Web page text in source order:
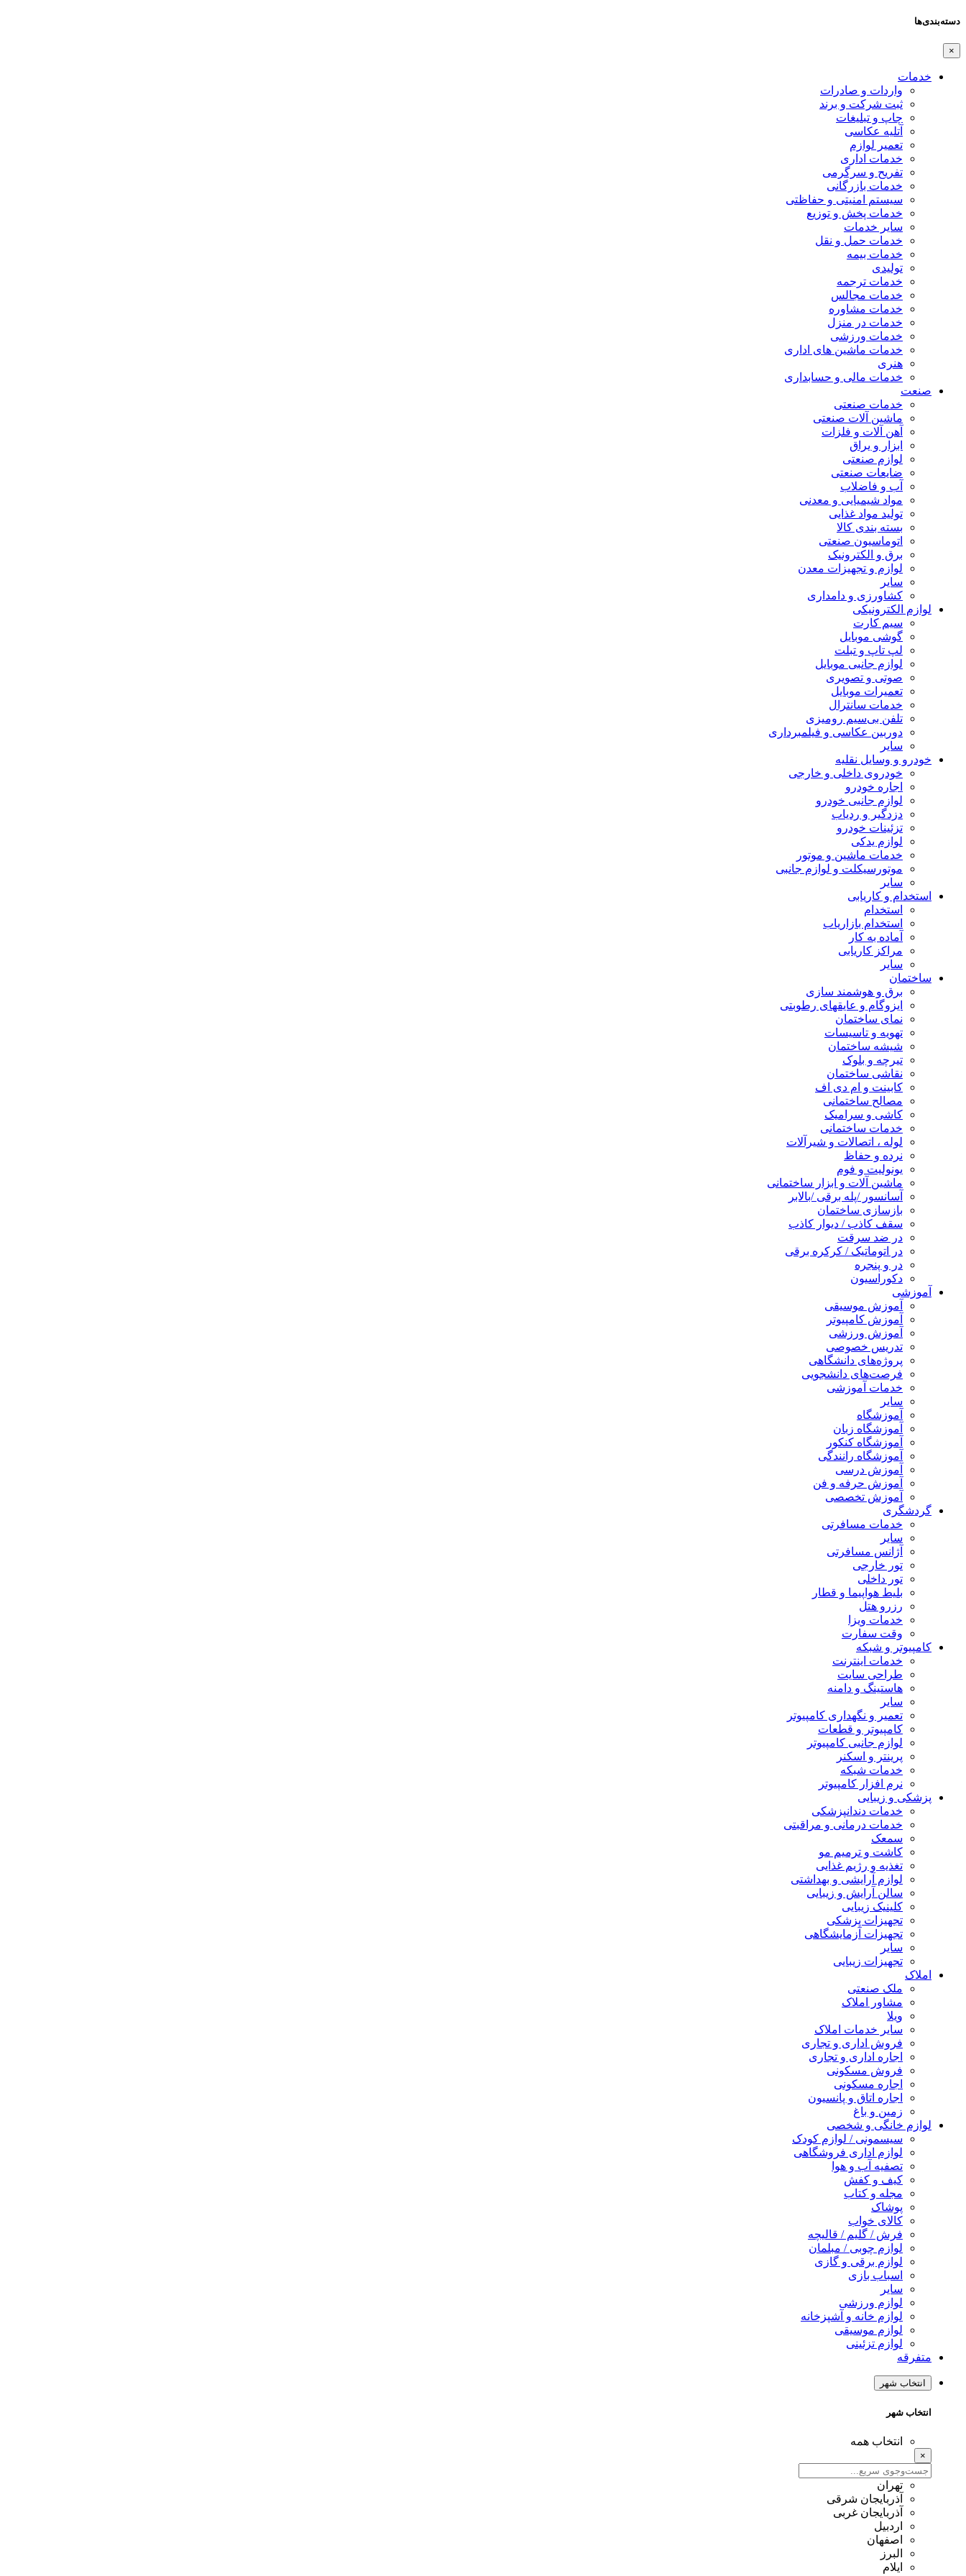
دسته‌بندی‌ها
×
خدمات
واردات و صادرات
ثبت شرکت و برند
چاپ و تبلیغات
آتلیه عکاسی
تعمیر لوازم
خدمات اداری
تفریح و سرگرمی
خدمات بازرگانی
سیستم امنیتی و حفاظتی
خدمات پخش و توزیع
سایر خدمات
خدمات حمل و نقل
خدمات بیمه
تولیدی
خدمات ترجمه
خدمات مجالس
خدمات مشاوره
خدمات در منزل
خدمات ورزشی
خدمات ماشین های اداری
هنری
خدمات مالی و حسابداری
صنعت
خدمات صنعتی
ماشین آلات صنعتی
آهن آلات و فلزات
ابزار و یراق
لوازم صنعتی
ضایعات صنعتی
آب و فاضلاب
مواد شیمیایی و معدنی
تولید مواد غذایی
بسته بندی کالا
اتوماسیون صنعتی
برق و الکترونیک
لوازم و تجهیزات معدن
سایر
کشاورزی و دامداری
لوازم الکترونیکی
سیم کارت
گوشی موبایل
لپ تاپ و تبلت
لوازم جانبی موبایل
صوتی و تصویری
تعمیرات موبایل
خدمات سانترال
تلفن بی‌سیم رومیزی
دوربین عکاسی و فیلمبرداری
سایر
خودرو و وسایل نقلیه
خودروی داخلی و خارجی
اجاره خودرو
لوازم جانبی خودرو
دزدگیر و ردیاب
تزئینات خودرو
لوازم یدکی
خدمات ماشین و موتور
موتورسیکلت و لوازم جانبی
سایر
استخدام و کاریابی
استخدام
استخدام بازاریاب
آماده به کار
مراکز کاریابی
سایر
ساختمان
برق و هوشمند سازی
ایزوگام و عایقهای رطوبتی
نمای ساختمان
تهویه و تاسیسات
شیشه ساختمان
تیرچه و بلوک
نقاشی ساختمان
کابینت و ام دی اف
مصالح ساختمانی
کاشی و سرامیک
خدمات ساختمانی
لوله ، اتصالات و شیرآلات
نرده و حفاظ
یونولیت و فوم
ماشین آلات و ابزار ساختمانی
آسانسور /پله برقی /بالابر
بازسازی ساختمان
سقف کاذب / دیوار کاذب
در ضد سرقت
در اتوماتیک / کرکره برقی
در و پنجره
دکوراسیون
آموزشی
آموزش موسیقی
آموزش کامپیوتر
آموزش ورزشی
تدریس خصوصی
پروژه‌های دانشگاهی
فرصت‌های دانشجویی
خدمات آموزشی
سایر
آموزشگاه
آموزشگاه زبان
آموزشگاه کنکور
آموزشگاه رانندگی
آموزش درسی
آموزش حرفه و فن
آموزش تخصصی
گردشگری
خدمات مسافرتی
سایر
آژانس مسافرتی
تور خارجی
تور داخلی
بلیط هواپیما و قطار
رزرو هتل
خدمات ویزا
وقت سفارت
کامپیوتر و شبکه
خدمات اینترنت
طراحی سایت
هاستینگ و دامنه
سایر
تعمیر و نگهداری کامپیوتر
کامپیوتر و قطعات
لوازم جانبی کامپیوتر
پرینتر و اسکنر
خدمات شبکه
نرم افزار کامپیوتر
پزشکی و زیبایی
خدمات دندانپزشکی
خدمات درمانی و مراقبتی
سمعک
کاشت و ترمیم مو
تغذیه و رژیم غذایی
لوازم آرایشی و بهداشتی
سالن آرایش و زیبایی
کلینیک زیبایی
تجهیزات پزشکی
تجهیزات آزمایشگاهی
سایر
تجهیزات زیبایی
املاک
ملک صنعتی
مشاور املاک
ویلا
سایر خدمات املاک
فروش اداری و تجاری
اجاره اداری و تجاری
فروش مسکونی
اجاره مسکونی
اجاره اتاق و پانسیون
زمین و باغ
لوازم خانگی و شخصی
سیسمونی / لوازم کودک
لوازم اداری فروشگاهی
تصفیه آب و هوا
کیف و کفش
مجله و کتاب
پوشاک
کالای خواب
فرش / گلیم / قالیچه
لوازم چوبی / مبلمان
لوازم برقی و گازی
اسباب بازی
سایر
لوازم ورزشی
لوازم خانه و آشپزخانه
لوازم موسیقی
لوازم تزئینی
متفرقه
انتخاب شهر
انتخاب شهر
انتخاب همه
×
تهران
آذربایجان شرقی
آذربایجان غربی
اردبیل
اصفهان
البرز
ایلام